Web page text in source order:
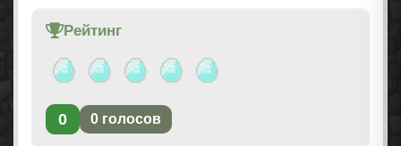
Рейтинг
0 0 голосов